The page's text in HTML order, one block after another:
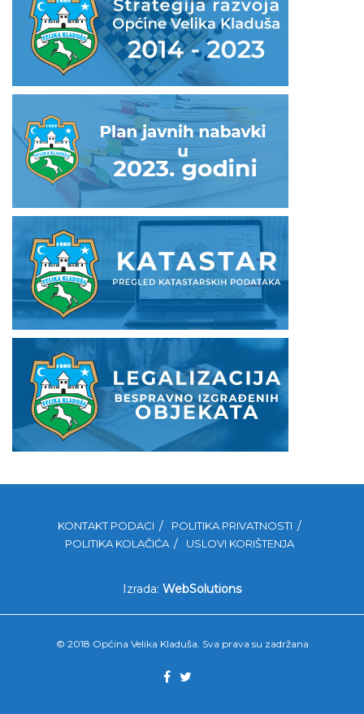
KONTAKT PODACI
POLITIKA PRIVATNOSTI
POLITIKA KOLAČIĆA
USLOVI KORIŠTENJA
Izrada: WebSolutions
© 2018 Općina Velika Kladuša. Sva prava su zadržana